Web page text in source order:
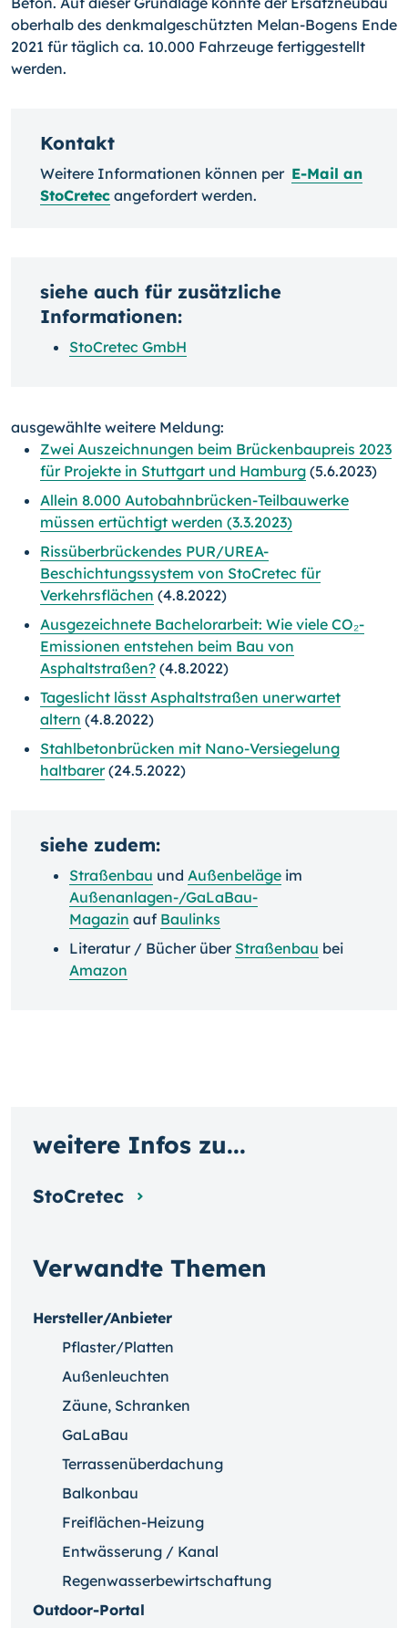
oberhalb des denkmalgeschützten Melan-Bogens Ende
2021 für täglich ca. 10.000 Fahrzeuge fertiggestellt
werden.
Kontakt
Weitere Informationen können per E-Mail an
StoCretec angefordert werden.
siehe auch für zusätzliche
Informationen:
StoCretec GmbH
ausgewählte weitere Meldung:
Zwei Auszeichnungen beim Brückenbaupreis 2023
für Projekte in Stuttgart und Hamburg (5.6.2023)
Allein 8.000 Autobahnbrücken-Teilbauwerke
müssen ertüchtigt werden (3.3.2023)
Rissüberbrückendes PUR/UREA-
Beschichtungssystem von StoCretec für
Verkehrsflächen (4.8.2022)
Ausgezeichnete Bachelorarbeit: Wie viele CO₂-
Emissionen entstehen beim Bau von
Asphaltstraßen? (4.8.2022)
Tageslicht lässt Asphaltstraßen unerwartet
altern (4.8.2022)
Stahlbetonbrücken mit Nano-Versiegelung
haltbarer(24.5.2022)
siehe zudem:
Straßenbau und Außenbeläge im
Außenanlagen-/GaLaBau-
Magazin auf Baulinks
Literatur / Bücher über Straßenbau bei
Amazon
Verwandte Themen
Hersteller/Anbieter
Pflaster/Platten
Außenleuchten
Zäune, Schranken
GaLaBau
Terrassenüberdachung
Balkonbau
Freiflächen-Heizung
Entwässerung / Kanal
Regenwasserbewirtschaftung
Outdoor-Portal
weitere Infos zu...
StoCretec